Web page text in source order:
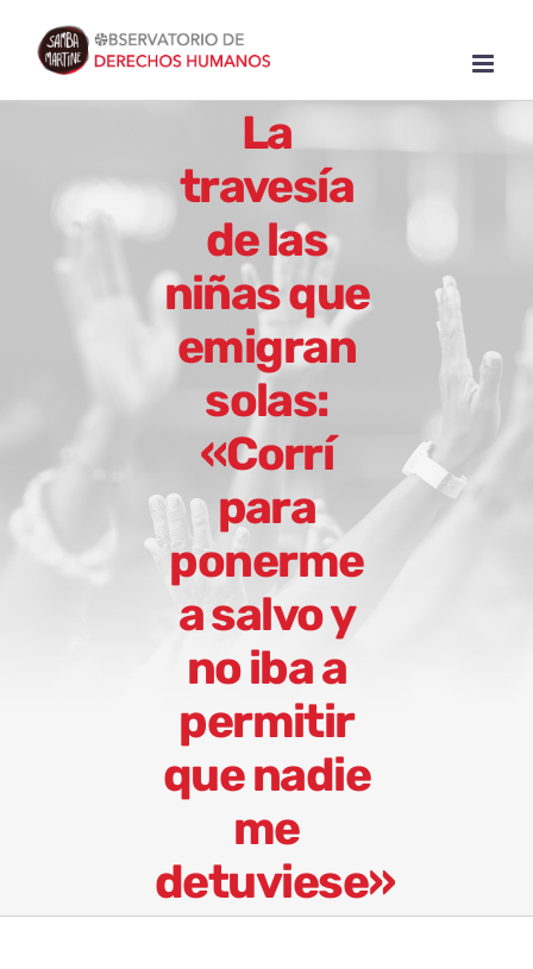
La
travesía
de las
niñas que
emigran
solas:
«Corrí
para
ponerme
a salvo y
no iba a
permitir
que nadie
me
detuviese»